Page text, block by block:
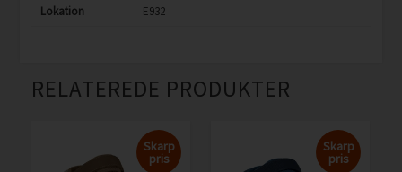
Lokation
E932
RELATEREDE PRODUKTER
Skarp
pris
Skarp
pris